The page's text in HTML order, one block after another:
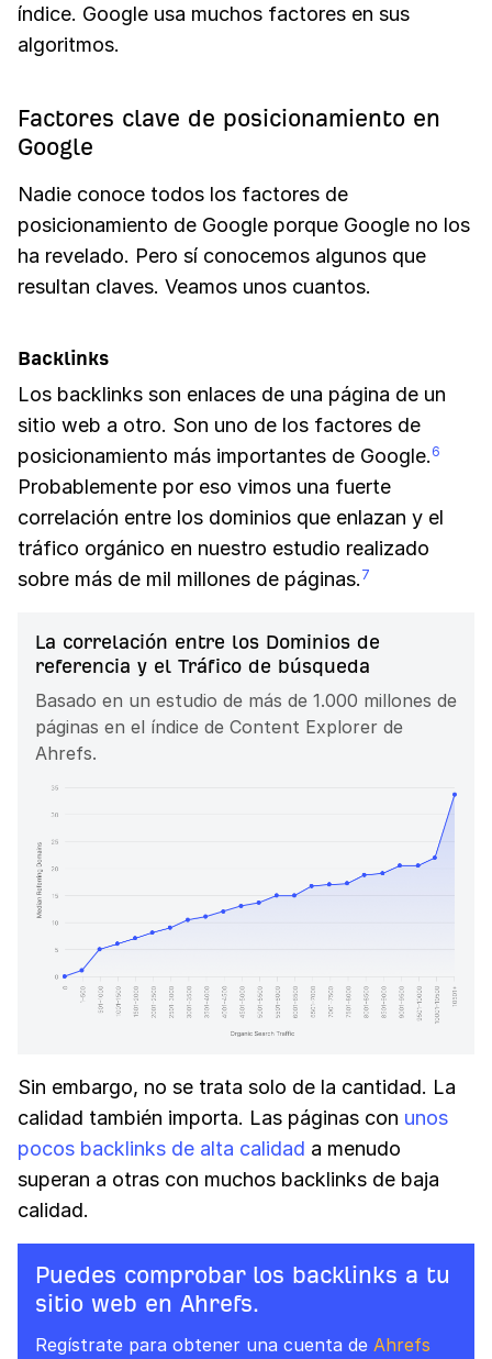
índice. Google usa muchos factores en sus
algoritmos.
Factores clave de posicionamiento en
Google
Nadie conoce todos los factores de
posicionamiento de Google porque Google no los
ha revelado. Pero sí conocemos algunos que
resultan claves. Veamos unos cuantos.
Backlinks
Los backlinks son enlaces de una página de un
sitio web a otro. Son uno de los factores de
posicionamiento más importantes de Google. 6
Probablemente por eso vimos una fuerte
correlación entre los dominios que enlazan y el
tráfico orgánico en nuestro estudio realizado
sobre más de mil millones de páginas. 7
La correlación entre los Dominios de
referencia y el Tráfico de búsqueda
Basado en un estudio de más de 1.000 millones de
páginas en el índice de Content Explorer de
Ahrefs.
Sin embargo, no se trata solo de la cantidad. La
calidad también importa. Las páginas con unos
pocos backlinks de alta calidad a menudo
superan a otras con muchos backlinks de baja
calidad.
Puedes comprobar los backlinks a tu
sitio web en Ahrefs.
Regístrate para obtener una cuenta de Ahrefs